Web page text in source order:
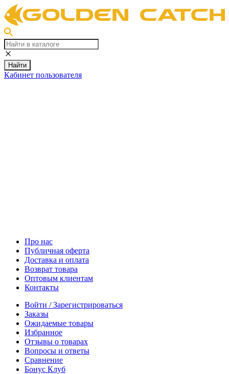
Найти
Кабинет пользователя
Про нас
Публичная оферта
Доставка и оплата
Возврат товара
Оптовым клиентам
Контакты
Войти / Зарегистрироваться
Заказы
Ожидаемые товары
Избранное
Отзывы о товарах
Вопросы и ответы
Сравнение
Бонус Клуб